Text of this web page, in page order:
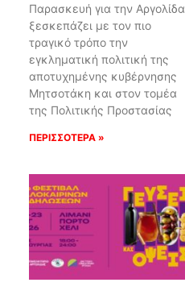
Παρασκευή για την Αργολίδα
ξεσκεπάζει με τον πιο
τραγικό τρόπο την
εγκληματική πολιτική της
αποτυχημένης κυβέρνησης
Μητσοτάκη και στον τομέα
της Πολιτικής Προστασίας
ΠΕΡΙΣΣΟΤΕΡΑ »